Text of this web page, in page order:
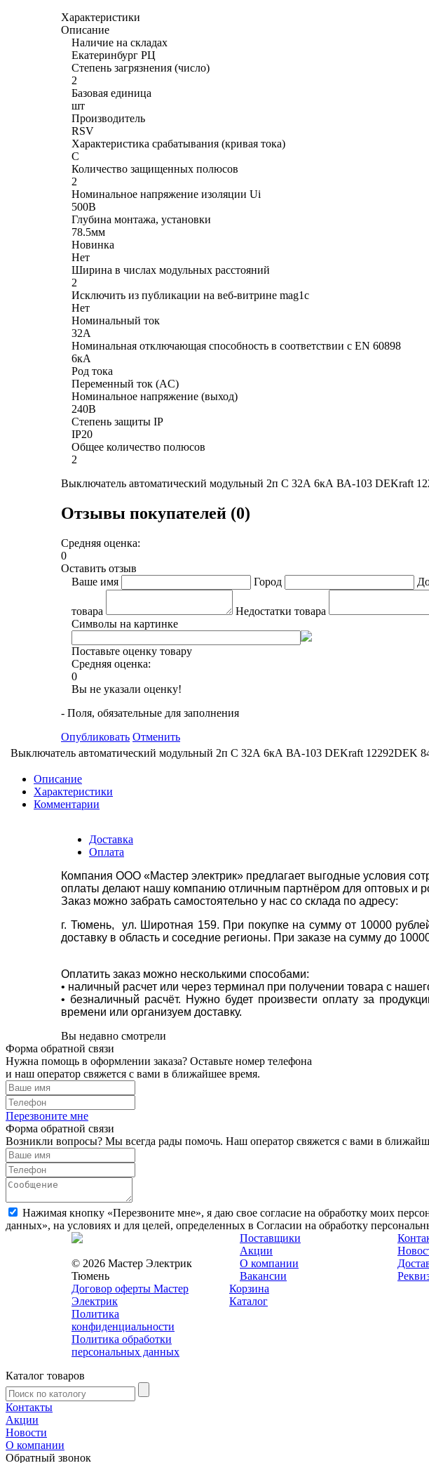
Характеристики
Описание
Наличие на складах
Екатеринбург РЦ
Степень загрязнения (число)
2
Базовая единица
шт
Производитель
RSV
Характеристика срабатывания (кривая тока)
C
Количество защищенных полюсов
2
Номинальное напряжение изоляции Ui
500В
Глубина монтажа, установки
78.5мм
Новинка
Нет
Ширина в числах модульных расстояний
2
Исключить из публикации на веб-витрине mag1c
Нет
Номинальный ток
32А
Номинальная отключающая способность в соответствии с EN 60898
6кА
Род тока
Переменный ток (AC)
Номинальное напряжение (выход)
240В
Степень защиты IP
IP20
Общее количество полюсов
2
Выключатель автоматический модульный 2п C 32А 6кА ВА-103 DEKraft
Отзывы покупателей (0)
Средняя оценка:
0
Оставить отзыв
Ваше имя
Город
товара
Недостатки товара
Символы на картинке
Поставьте оценку товару
Средняя оценка:
0
Вы не указали оценку!
- Поля, обязательные для заполнения
Опубликовать Отменить
Выключатель автоматический модульный 2п C 32А 6кА ВА-103 DEKraft 12292DEK
Описание
Характеристики
Комментарии
Доставка
Оплата
Компания ООО «Мастер электрик» предлагает выгодные условия
оплаты делают нашу компанию отличным партнёром для оптовых и
Заказ можно забрать самостоятельно у нас со склада по адресу:
г. Тюмень, ул. Широтная 159. При покупке на сумму от 10000
доставку в область и соседние регионы. При заказе на сумму до
Оплатить заказ можно несколькими способами:
• наличный расчет или через терминал при получении товара с
• безналичный расчёт. Нужно будет произвести оплату за
времени или организуем доставку.
Вы недавно смотрели
Форма обратной связи
Нужна помощь в оформлении заказа? Оставьте номер телефона
и наш оператор свяжется с вами в ближайшее время.
Перезвоните мне
Форма обратной связи
Возникли вопросы? Мы всегда рады помочь. Наш оператор свяжется с вами в
Нажимая кнопку «Перезвоните мне», я даю свое согласие на обработку моих
данных», на условиях и для целей, определенных в Согласии на обработку
© 2026 Мастер Электрик
Тюмень
Договор оферты Мастер
Электрик
Политика
конфиденциальности
Политика обработки
персональных данных
Поставщики
Акции
О компании
Вакансии
Корзина
Каталог
Каталог товаров
Контакты
Акции
Новости
О компании
Обратный звонок